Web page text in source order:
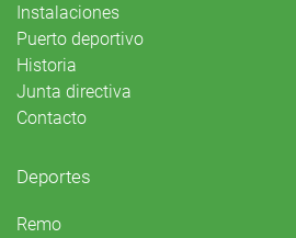
Instalaciones
Puerto deportivo
Historia
Junta directiva
Contacto
Deportes
Remo